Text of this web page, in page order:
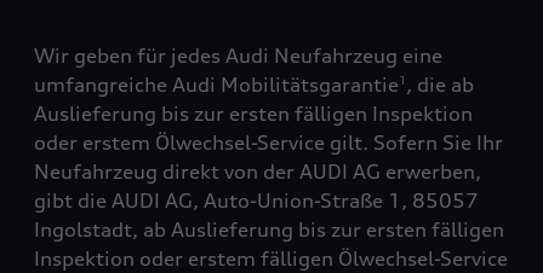
Wir geben für jedes Audi Neufahrzeug eine
umfangreiche Audi Mobilitätsgarantie1 , die ab
Auslieferung bis zur ersten fälligen Inspektion
oder erstem Ölwechsel-Service gilt. Sofern Sie Ihr
Neufahrzeug direkt von der AUDI AG erwerben,
gibt die AUDI AG, Auto-Union-Straße 1, 85057
Ingolstadt, ab Auslieferung bis zur ersten fälligen
Inspektion oder erstem fälligen Ölwechsel-Service